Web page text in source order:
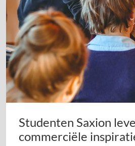
Studenten Saxion
commerciële